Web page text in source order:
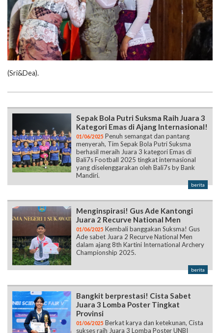
‎(‎Sri&Dea).
Sepak Bola Putri Suksma Raih Juara 3
Kategori Emas di Ajang Internasional!
01/06/2025 Penuh semangat dan pantang
menyerah, Tim Sepak Bola Putri Suksma
berhasil meraih Juara 3 kategori Emas di
Bali7s Football 2025 tingkat internasional
yang diselenggarakan oleh Bali7s by Bank
Mandiri.
berita
Menginspirasi! Gus Ade Kantongi
Juara 2 Recurve National Men
01/06/2025 Kembali banggakan Suksma! Gus
Ade sabet Juara 2 Recurve National Men
dalam ajang 8th Kartini International Archery
Championship 2025.
berita
Bangkit berprestasi! Cista Sabet
Juara 3 Lomba Poster Tingkat
Provinsi
01/06/2025 Berkat karya dan ketekunan, Cista
sukses raih Juara 3 Lomba Poster UNBI